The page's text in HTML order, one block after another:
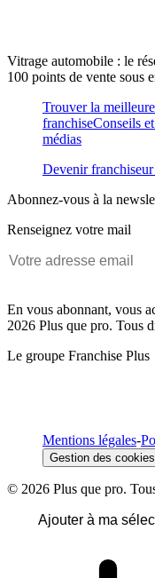
Vitrage automobile : le
100 points de vente sous
Trouver la
franchiseConseils
médias
Devenir
Abonnez-vous à la
Renseignez votre mail
En vous abonnant, vous
2026 Plus que pro. Tous
Le groupe Franchise Plus
Mentions légales-
Gestion des cookies
© 2026 Plus que pro.
Ajouter à ma